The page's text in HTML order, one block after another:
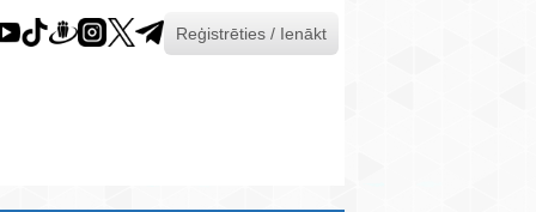
Reģistrēties / Ienākt